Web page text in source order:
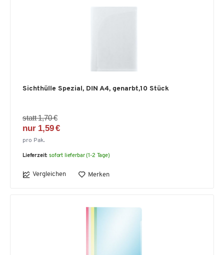
Sichthülle Spezial, DIN A4, genarbt,10 Stück
statt 1,70 €
nur 1,59 €
pro Pak.
Lieferzeit: sofort lieferbar (1-2 Tage)
Vergleichen Merken